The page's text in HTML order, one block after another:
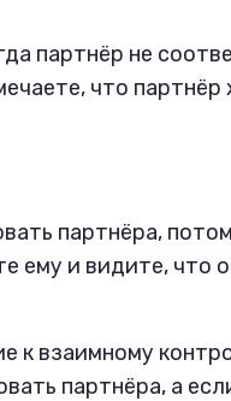
партнёр не
что партнёр
партнёра,
ему и видите, что
к взаимному
партнёра, а